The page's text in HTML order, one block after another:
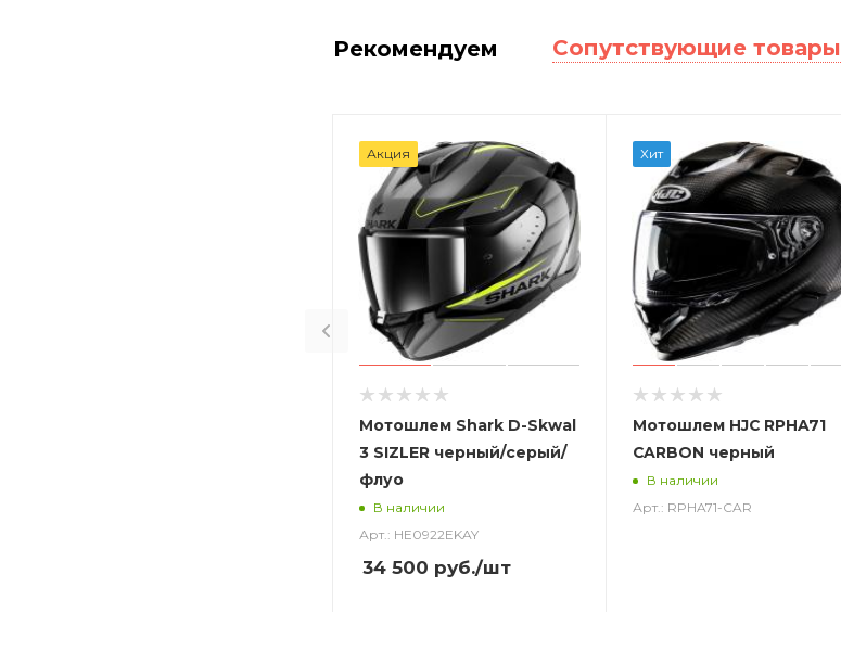
Рекомендуем Сопутствующие товары
Акция
Мотошлем Shark D-Skwal
3 SIZLER черный/серый/
флуо
В наличии
Арт.: HE0922EKAY
34 500 руб./шт
Хит
Мотошлем HJC RPHA71
CARBON черный
В наличии
Арт.: RPHA71-CAR